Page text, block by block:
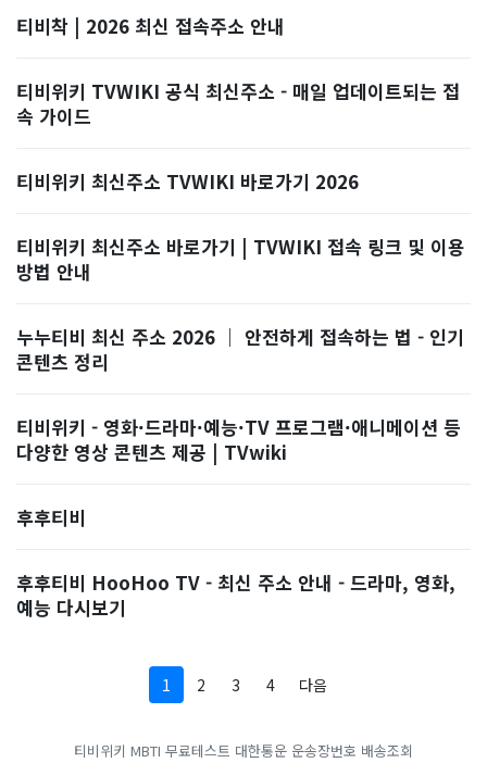
티비착 | 2026 최신 접속주소 안내
티비위키 TVWIKI 공식 최신주소 - 매일 업데이트되는 접
속 가이드
티비위키 최신주소 TVWIKI 바로가기 2026
티비위키 최신주소 바로가기 | TVWIKI 접속 링크 및 이용
방법 안내
누누티비 최신 주소 2026 ｜ 안전하게 접속하는 법 - 인기
콘텐츠 정리
티비위키 - 영화·드라마·예능·TV 프로그램·애니메이션 등
다양한 영상 콘텐츠 제공 | TVwiki
후후티비
후후티비 HooHoo TV - 최신 주소 안내 - 드라마, 영화,
예능 다시보기
1 2 3 4 다음
티비위키 MBTI 무료테스트 대한통운 운송장번호 배송조회